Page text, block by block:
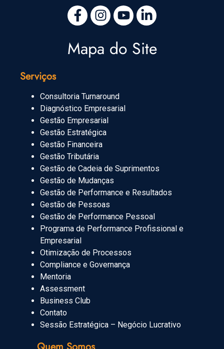
Mapa do Site
Serviços
Consultoria Turnaround
Diagnóstico Empresarial
Gestão Empresarial
Gestão Estratégica
Gestão Financeira
Gestão Tributária
Gestão de Cadeia de Suprimentos
Gestão de Mudanças
Gestão de Performance e Resultados
Gestão de Pessoas
Gestão de Performance Pessoal
Programa de Performance Profissional e
Empresarial
Otimização de Processos
Compliance e Governança
Mentoria
Assessment
Business Club
Contato
Sessão Estratégica – Negócio Lucrativo